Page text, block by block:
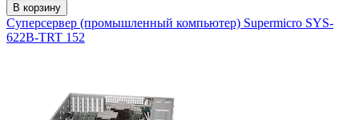
В корзину
Суперсервер (промышленный компьютер) Supermicro SYS-
622B-TRT 152